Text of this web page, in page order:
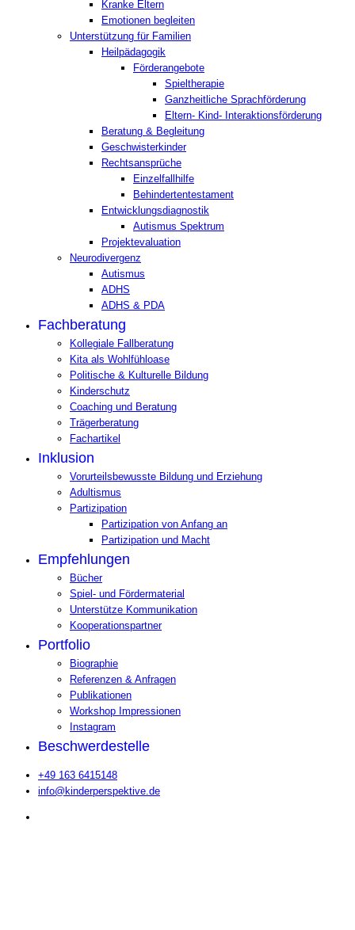
Kranke Eltern
Emotionen begleiten
Unterstützung für Familien
Heilpädagogik
Förderangebote
Spieltherapie
Ganzheitliche Sprachförderung
Eltern- Kind- Interaktionsförderung
Beratung & Begleitung
Geschwisterkinder
Rechtsansprüche
Einzelfallhilfe
Behindertentestament
Entwicklungsdiagnostik
Autismus Spektrum
Projektevaluation
Neurodivergenz
Autismus
ADHS
ADHS & PDA
Fachberatung
Kollegiale Fallberatung
Kita als Wohlfühloase
Politische & Kulturelle Bildung
Kinderschutz
Coaching und Beratung
Trägerberatung
Fachartikel
Inklusion
Vorurteilsbewusste Bildung und Erziehung
Adultismus
Partizipation
Partizipation von Anfang an
Partizipation und Macht
Empfehlungen
Bücher
Spiel- und Fördermaterial
Unterstütze Kommunikation
Kooperationspartner
Portfolio
Biographie
Referenzen & Anfragen
Publikationen
Workshop Impressionen
Instagram
Beschwerdestelle
+49 163 6415148
info@kinderperspektive.de